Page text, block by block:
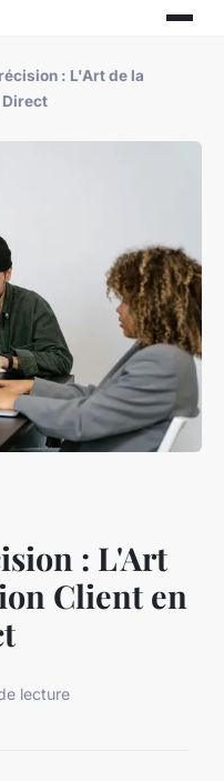
: L'Art de la
Direct
: L'Art
Client en
lecture